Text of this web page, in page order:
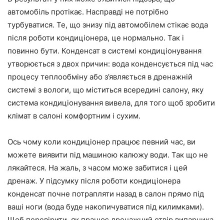
автомобіль протікає. Насправді не потрібно
турбуватися. Те, що знизу під автомобілем стікає вода
після роботи кондиціонера, це нормально. Так і
повинно бути. Конденсат в системі кондиціонування
утворюється з двох причин: вода конденсується під час
процесу теплообміну або з’являється в дренажній
системі з вологи, що міститься всередині салону, яку
система кондиціонування вивела, для того щоб зробити
клімат в салоні комфортним і сухим.
Ось чому коли кондиціонер працює певний час, ви
можете виявити під машиною калюжу води. Так що не
лякайтеся. На жаль, з часом може забитися і цей
дренаж. У підсумку після роботи кондиціонера
конденсат почне потрапляти назад в салон прямо під
ваші ноги (вода буде накопичуватися під килимками).